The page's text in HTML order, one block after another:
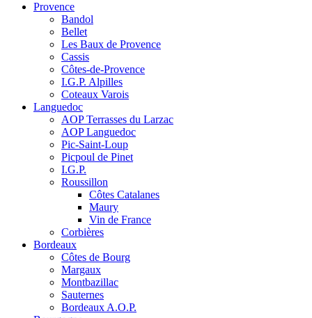
Provence
Bandol
Bellet
Les Baux de Provence
Cassis
Côtes-de-Provence
I.G.P. Alpilles
Coteaux Varois
Languedoc
AOP Terrasses du Larzac
AOP Languedoc
Pic-Saint-Loup
Picpoul de Pinet
I.G.P.
Roussillon
Côtes Catalanes
Maury
Vin de France
Corbières
Bordeaux
Côtes de Bourg
Margaux
Montbazillac
Sauternes
Bordeaux A.O.P.